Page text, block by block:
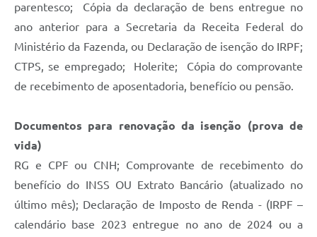
parentesco; Cópia da declaração de bens entregue no
ano anterior para a Secretaria da Receita Federal do
Ministério da Fazenda, ou Declaração de isenção do IRPF;
CTPS, se empregado; Holerite; Cópia do comprovante
de recebimento de aposentadoria, benefício ou pensão.
Documentos para renovação da isenção (prova de
vida)
RG e CPF ou CNH; Comprovante de recebimento do
benefício do INSS OU Extrato Bancário (atualizado no
último mês); Declaração de Imposto de Renda - (IRPF –
calendário base 2023 entregue no ano de 2024 ou a